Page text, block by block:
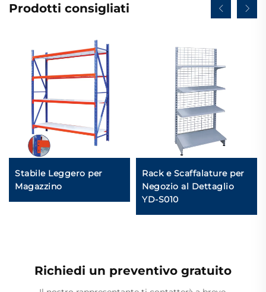
Prodotti consigliati
Stabile Leggero per
Magazzino
Rack e Scaffalature per
Negozio al Dettaglio
YD-S010
Richiedi un preventivo gratuito